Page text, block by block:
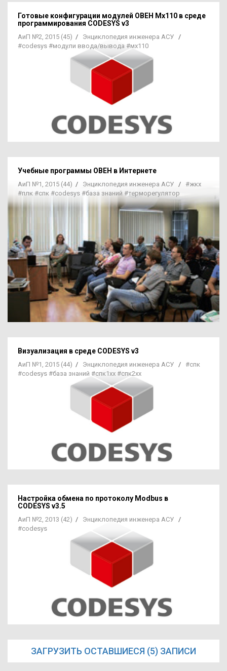
Готовые конфигурации модулей ОВЕН Мх110 в среде
программирования CODESYS v3
АиП №2, 2015 (45) / Энциклопедия инженера АСУ /
#codesys #модули ввода/вывода #мх110
Учебные программы ОВЕН в Интернете
АиП №1, 2015 (44) / Энциклопедия инженера АСУ / #жкх
#плк #спк #codesys #база знаний #терморегулятор
Визуализация в среде CODESYS v3
АиП №1, 2015 (44) / Энциклопедия инженера АСУ / #спк
#codesys #база знаний #спк1хх #спк2хх
Настройка обмена по протоколу Modbus в
CODESYS v3.5
АиП №2, 2013 (42) / Энциклопедия инженера АСУ /
#codesys
ЗАГРУЗИТЬ ОСТАВШИЕСЯ (5) ЗАПИСИ